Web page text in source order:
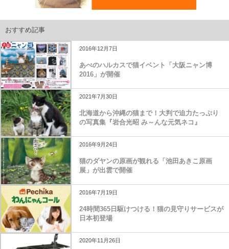
おすすめ記事
2016年12月7日
あべのハルカスで猫イベント「大阪ニャン博
2016」が開催
2021年7月30日
北海道から沖縄の猫まで！​大判で迫力たっぷり
の写真集​『​岩合光昭 み～んな元気ネコ』
2016年9月24日
猫のダヤンの原画が観れる「池田あきこ原画
展」が出雲で開催
2016年7月19日
24時間365日駆けつける！猫の見守りサービスが
日本初登場
2020年11月26日